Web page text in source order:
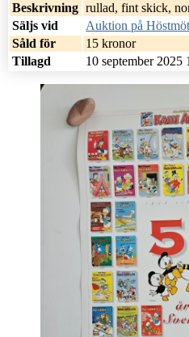
Beskrivning rullad, fint skick,
Säljs vid
Auktion på
Såld för
15 kronor
Tillagd
10 september 2025